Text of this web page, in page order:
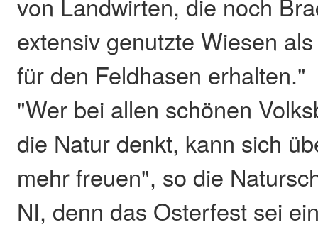
extensiv genutzte Wiesen
für den Feldhasen erhalten."
"Wer bei allen schönen
die Natur denkt, kann sich
mehr freuen", so die
NI, denn das Osterfest sei